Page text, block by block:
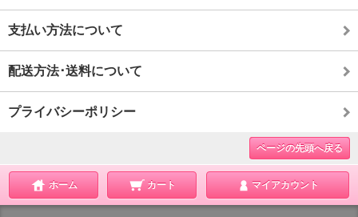
支払い方法について
配送方法･送料について
プライバシーポリシー
ページの先頭へ戻る
ホーム カート マイアカウント